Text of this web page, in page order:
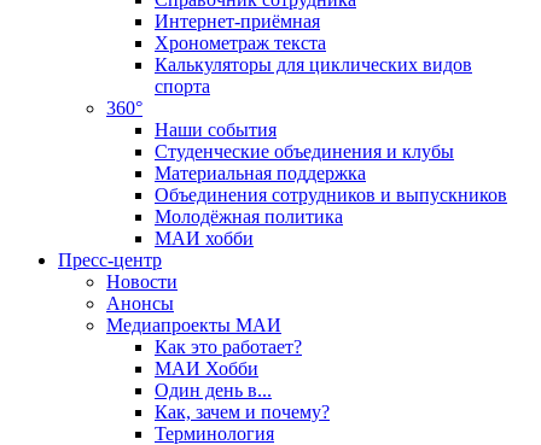
Интернет-приёмная
Хронометраж текста
Калькуляторы для циклических видов
спорта
360°
Наши события
Студенческие объединения и клубы
Материальная поддержка
Объединения сотрудников и выпускников
Молодёжная политика
МАИ хобби
Пресс-центр
Новости
Анонсы
Медиапроекты МАИ
Как это работает?
МАИ Хобби
Один день в...
Как, зачем и почему?
Терминология